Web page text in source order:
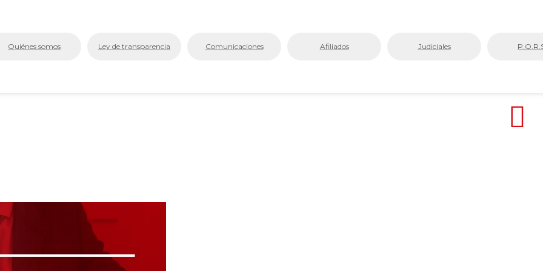
(Registros Públicos.)
(Competitividad y Proyectos)
(Aplicativos Corporativos.)
Quiénes somos Ley de transparencia Comunicaciones Afiliados Judiciales